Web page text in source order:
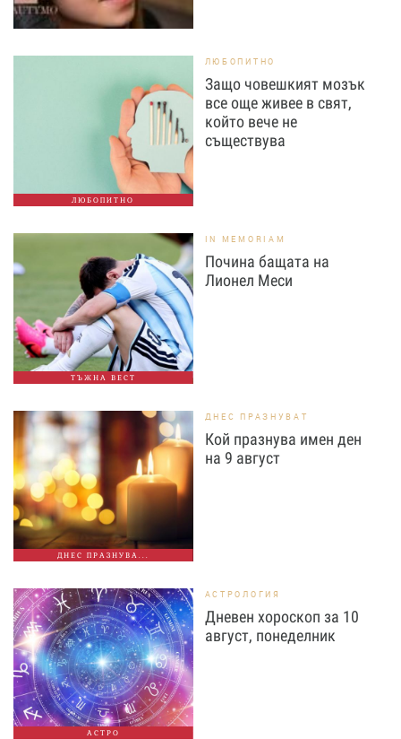
ЛЮБОПИТНО
ЛЮБОПИТНО
Защо човешкият мозък
все още живее в свят,
който вече не
съществува
ТЪЖНА ВЕСТ
IN MEMORIAM
Почина бащата на
Лионел Меси
ДНЕС ПРАЗНУВА...
ДНЕС ПРАЗНУВАТ
Кой празнува имен ден
на 9 август
АСТРО
АСТРОЛОГИЯ
Дневен хороскоп за 10
август, понеделник